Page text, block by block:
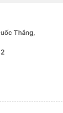
Thắng,